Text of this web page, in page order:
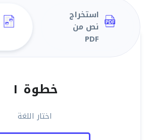
استخراج
نص من
PDF
خطوة ١
اختار اللغة